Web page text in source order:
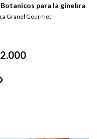
para la ginebra
Granel Gourmet